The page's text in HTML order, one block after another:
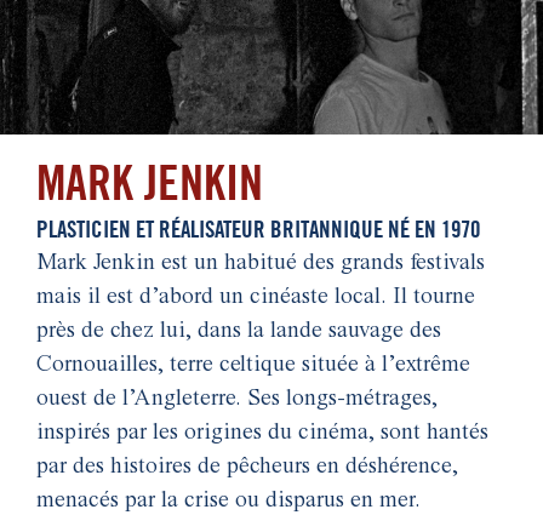
MARK JENKIN
PLASTICIEN ET RÉALISATEUR BRITANNIQUE NÉ EN 1970
Mark Jenkin est un habitué des grands festivals
mais il est d’abord un cinéaste local. Il tourne
près de chez lui, dans la lande sauvage des
Cornouailles, terre celtique située à l’extrême
ouest de l’Angleterre. Ses longs-métrages,
inspirés par les origines du cinéma, sont hantés
par des histoires de pêcheurs en déshérence,
menacés par la crise ou disparus en mer.